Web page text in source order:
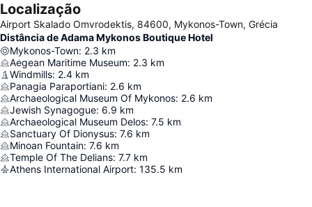
Localização
Airport Skalado Omvrodektis, 84600, Mykonos-Town, Grécia
Distância de Adama Mykonos Boutique Hotel
Mykonos-Town: 2.3 km
Aegean Maritime Museum: 2.3 km
Windmills: 2.4 km
Panagia Paraportiani: 2.6 km
Archaeological Museum Of Mykonos: 2.6 km
Jewish Synagogue: 6.9 km
Archaeological Museum Delos: 7.5 km
Sanctuary Of Dionysus: 7.6 km
Minoan Fountain: 7.6 km
Temple Of The Delians: 7.7 km
Athens International Airport: 135.5 km